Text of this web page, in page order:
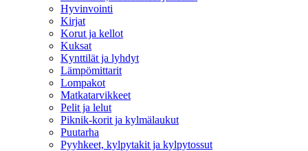
Hyvinvointi
Kirjat
Korut ja kellot
Kuksat
Kynttilät ja lyhdyt
Lämpömittarit
Lompakot
Matkatarvikkeet
Pelit ja lelut
Piknik-korit ja kylmälaukut
Puutarha
Pyyhkeet, kylpytakit ja kylpytossut